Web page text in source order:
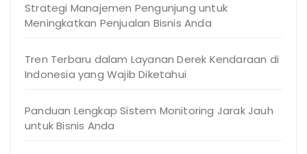
Strategi Manajemen Pengunjung untuk
Meningkatkan Penjualan Bisnis Anda
Tren Terbaru dalam Layanan Derek Kendaraan di
Indonesia yang Wajib Diketahui
Panduan Lengkap Sistem Monitoring Jarak Jauh
untuk Bisnis Anda